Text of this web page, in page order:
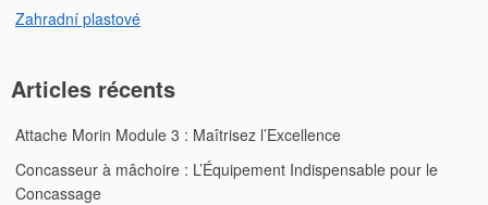
Zahradní plastové
Articles récents
Attache Morin Module 3 : Maîtrisez l’Excellence
Concasseur à mâchoire : L’Équipement Indispensable pour le
Concassage